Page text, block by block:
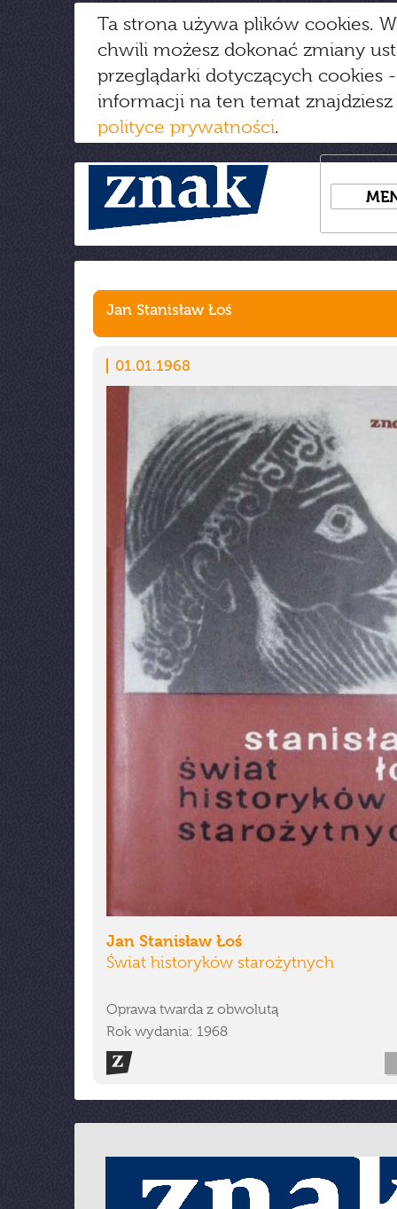
Ta strona używa plików cookies.
chwili możesz dokonać zmiany
przeglądarki dotyczących cookies
informacji na ten temat
polityce prywatności.
Jan Stanisław Łoś
01.01.1968
Jan Stanisław Łoś
Świat historyków starożytnych
Oprawa twarda z obwolutą
Rok wydania: 1968